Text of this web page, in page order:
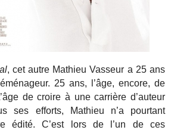
, cet autre Mathieu Vasseur a 25 ans
25 ans, l’âge, encore, de
de croire à une carrière d’auteur
ses efforts, Mathieu n’a pourtant
édité. C’est lors de l’un de ces